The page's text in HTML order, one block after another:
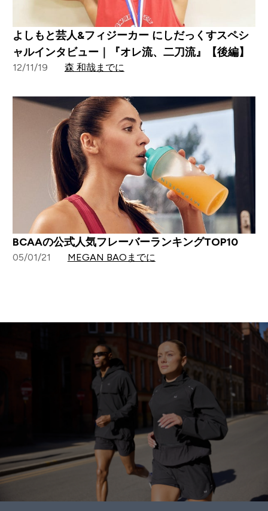
よしもと芸人&フィジーカー にしだっくすスペシ
ャルインタビュー｜『オレ流、二刀流』【後編】
12/11/19 森 和哉までに
BCAAの公式人気フレーバーランキングTOP10
05/01/21 MEGAN BAOまでに